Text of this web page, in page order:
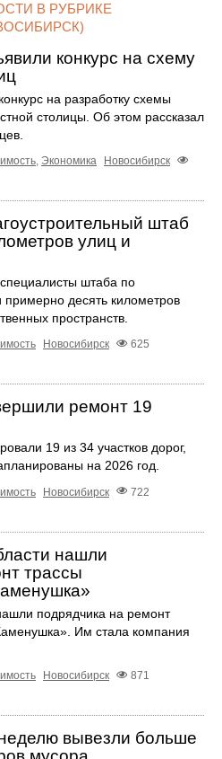
В РУБРИКЕ
конкурс на схему
на разработку схемы
столицы. Об этом рассказал
, Экономика
Новосибирск
штаб
улиц и
штаба по
примерно десять километров
пространств.
Новосибирск
625
ремонт 19
19 из 34 участков дорог,
на 2026 год.
Новосибирск
722
нашли
трассы
подрядчика на ремонт
Им стала компания
Новосибирск
871
вывезли больше